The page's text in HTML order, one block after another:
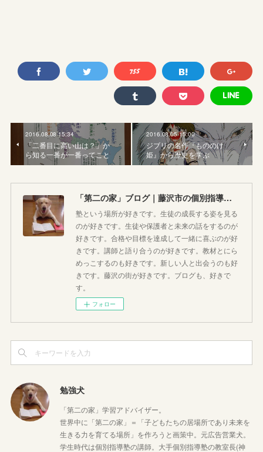
2016.08.08 15:34
「二番目に高い山は？」か
ら知る一番が一番ってこと
2016.08.05 15:00
ジブリの名作『もののけ
姫』から歴史を学ぶ
「第二の家」ブログ｜藤沢市の個別指導塾のお話
塾という場所が好きです。生徒の成長する姿を見る
のが好きです。生徒や保護者と未来の話をするのが
好きです。合格や目標を達成して一緒に喜ぶのが好
きです。講師と語り合うのが好きです。教材とにら
めっこするのも好きです。新しい人と出会うのも好
きです。藤沢の街が好きです。ブログも、好きで
す。
フォロー
勉強犬
「第二の家」学習アドバイザー。
世界中に「第二の家」＝「子どもたちの居場所であり未来を
生きる力を育てる場所」を作ろうと画策中。元広告営業犬。
学生時代は個別指導塾の講師。大手個別指導塾の教室長(神